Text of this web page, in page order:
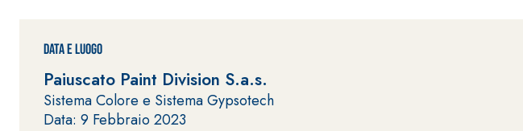
Data e Luogo
Paiuscato Paint Division S.a.s.
Sistema Colore e Sistema Gypsotech
Data: 9 Febbraio 2023